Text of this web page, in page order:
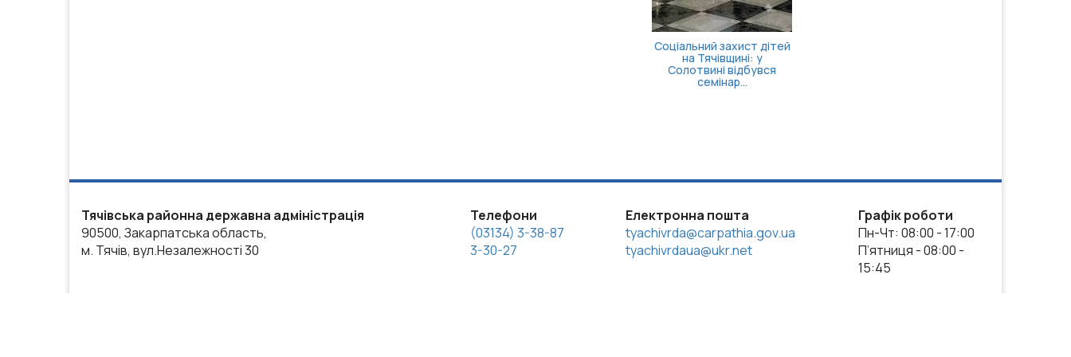
Тячівська районна державна адміністрація
90500, Закарпатська область,
м. Тячів, вул.Незалежності 30
Телефони
(03134) 3-38-87
3-30-27
Електронна пошта
tyachivrda@carpathia.gov.ua
tyachivrdaua@ukr.net
Графік роботи
Пн-Чт: 08:00 - 17:00
П’ятниця - 08:00 -
15:45